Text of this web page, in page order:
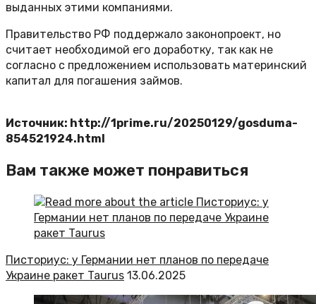
выданных этими компаниями.
Правительство РФ поддержало законопроект, но
считает необходимой его доработку, так как не
согласно с предложением использовать материнский
капитал для погашения займов.
Источник: http://1prime.ru/20250129/gosduma-
854521924.html
Вам также может понравиться
Писториус: у Германии нет планов по передаче
Украине ракет Taurus 13.06.2025